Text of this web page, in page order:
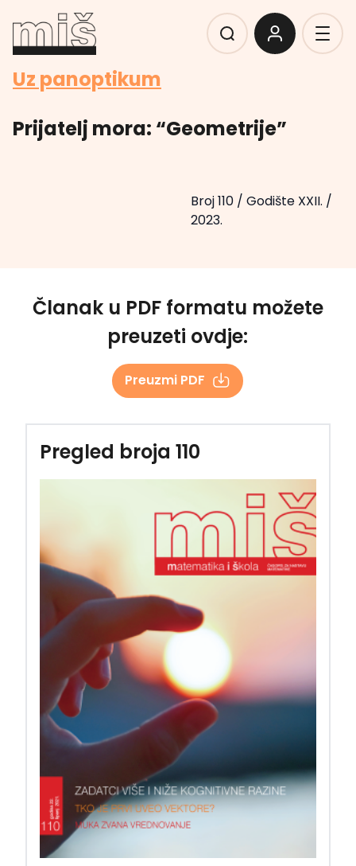
Uz panoptikum
Prijatelj mora: “Geometrije”
Broj 110/ Godište XXII. /
2023.
Članak u PDF formatu možete
preuzeti ovdje:
Preuzmi PDF
Pregled broja 110